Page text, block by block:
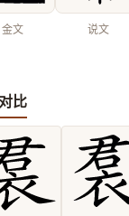
金文 说文
比